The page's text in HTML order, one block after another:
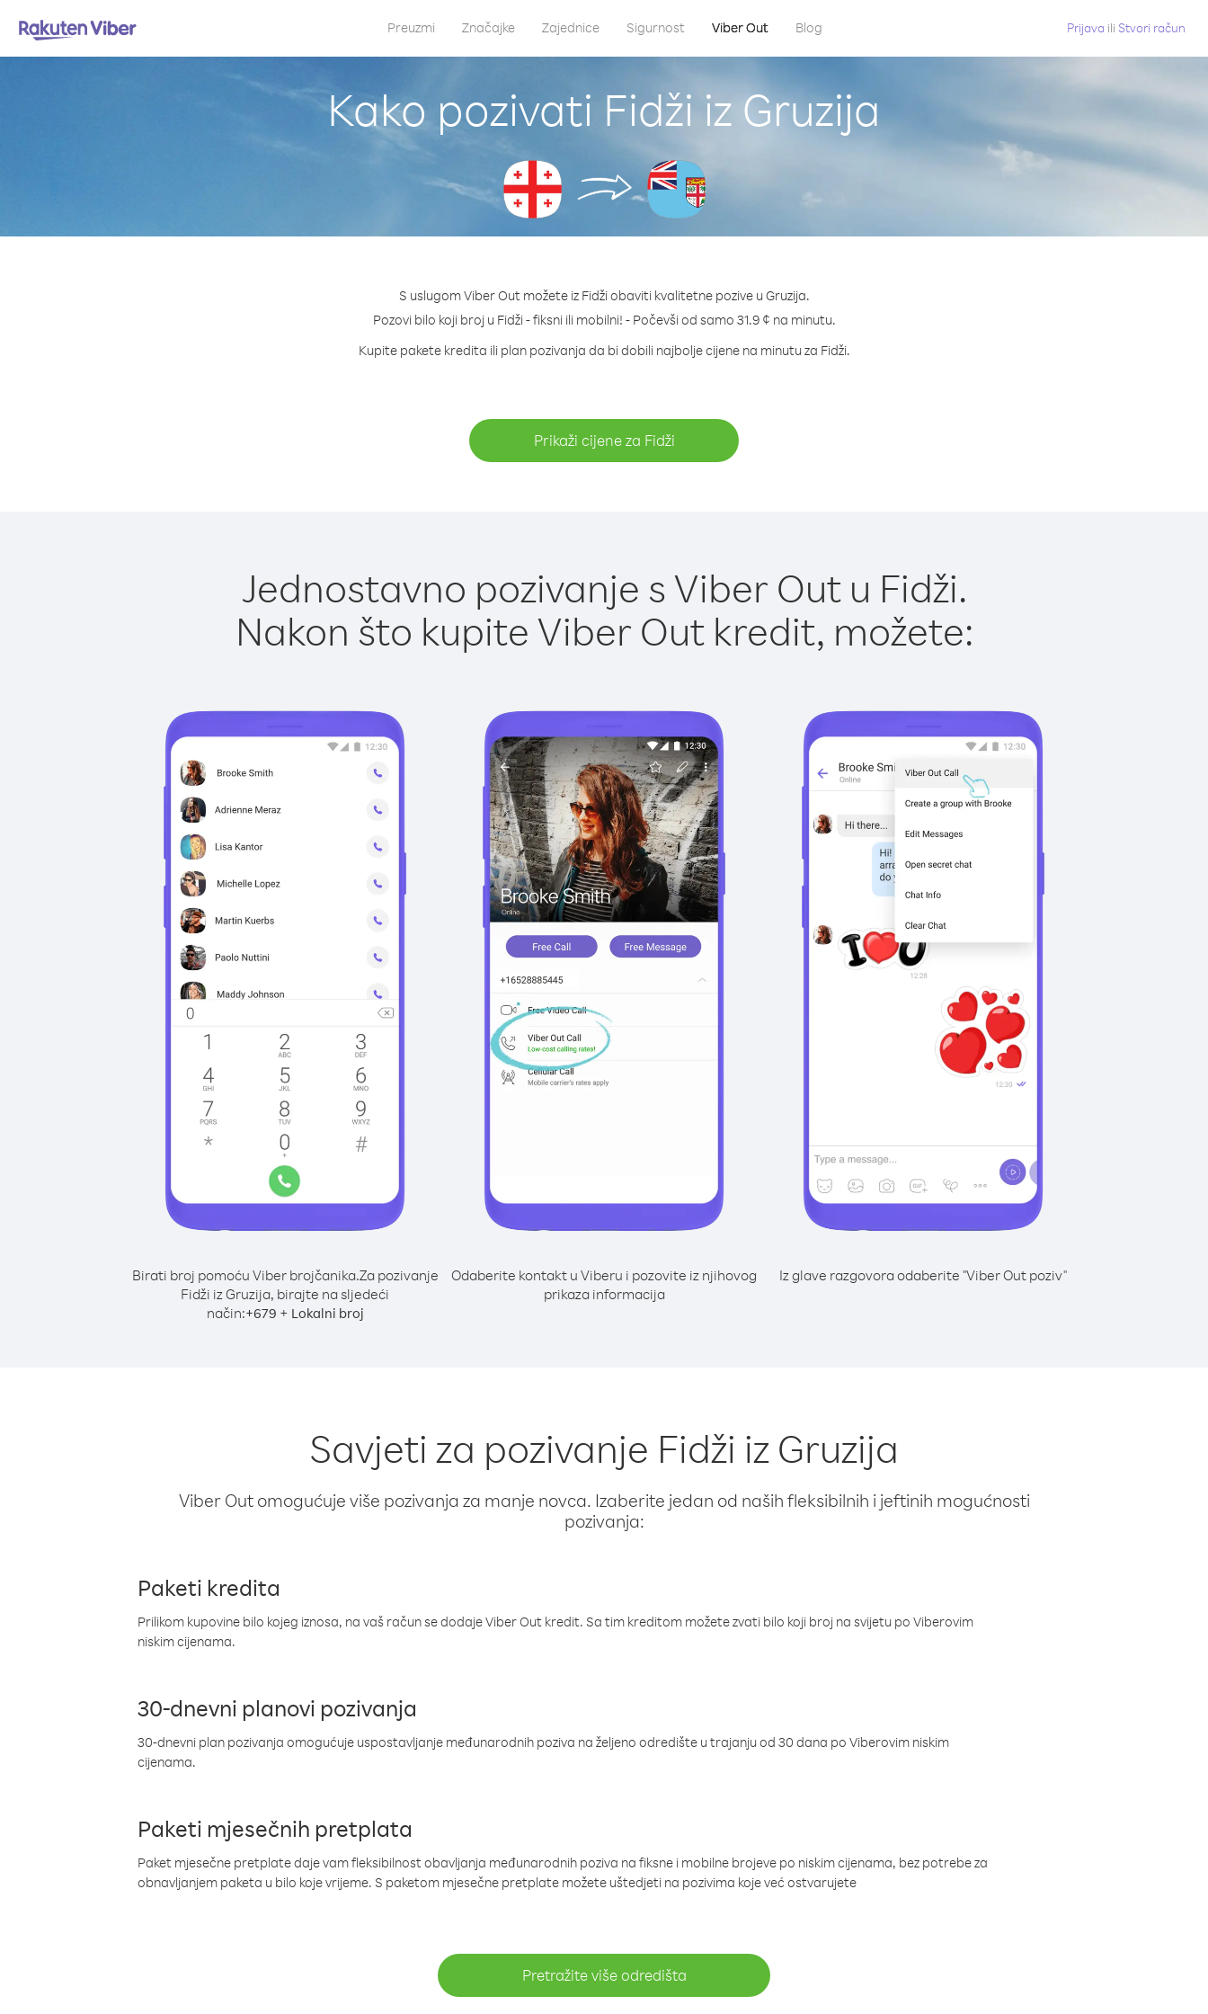
Preuzmi Značajke Zajednice Sigurnost Viber Out Blog Prijava ili Stvori račun
Kako pozivati Fidži iz Gruzija
S uslugom Viber Out možete iz Fidži obaviti kvalitetne pozive u Gruzija.
Pozovi bilo koji broj u Fidži - fiksni ili mobilni! - Počevši od samo 31.9 ¢ na minutu.
Kupite pakete kredita ili plan pozivanja da bi dobili najbolje cijene na minutu za Fidži.
Prikaži cijene za Fidži
Jednostavno pozivanje s Viber Out u Fidži.
Nakon što kupite Viber Out kredit, možete:
Birati broj pomoću Viber brojčanika.Za pozivanje
Fidži iz Gruzija, birajte na sljedeći
način:+679 + Lokalni broj
Odaberite kontakt u Viberu i pozovite iz njihovog
prikaza informacija
Iz glave razgovora odaberite "Viber Out poziv"
Savjeti za pozivanje Fidži iz Gruzija
Viber Out omogućuje više pozivanja za manje novca. Izaberite jedan od naših fleksibilnih i jeftinih mogućnosti
pozivanja:
Paketi kredita
Prilikom kupovine bilo kojeg iznosa, na vaš račun se dodaje Viber Out kredit. Sa tim kreditom možete zvati bilo koji broj na svijetu po Viberovim
niskim cijenama.
30-dnevni planovi pozivanja
30-dnevni plan pozivanja omogućuje uspostavljanje međunarodnih poziva na željeno odredište u trajanju od 30 dana po Viberovim niskim
cijenama.
Paketi mjesečnih pretplata
Paket mjesečne pretplate daje vam fleksibilnost obavljanja međunarodnih poziva na fiksne i mobilne brojeve po niskim cijenama, bez potrebe za
obnavljanjem paketa u bilo koje vrijeme. S paketom mjesečne pretplate možete uštedjeti na pozivima koje već ostvarujete
Pretražite više odredišta